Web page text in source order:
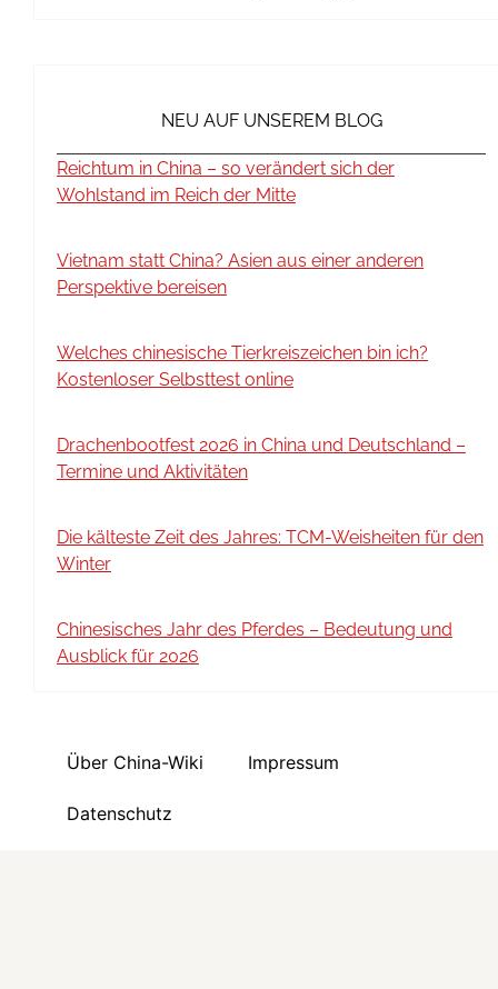
NEU AUF UNSEREM BLOG
Reichtum in China – so verändert sich der
Wohlstand im Reich der Mitte
Vietnam statt China? Asien aus einer anderen
Perspektive bereisen
Welches chinesische Tierkreiszeichen bin ich?
Kostenloser Selbsttest online
Drachenbootfest 2026 in China und Deutschland –
Termine und Aktivitäten
Die kälteste Zeit des Jahres: TCM-Weisheiten für den
Winter
Chinesisches Jahr des Pferdes – Bedeutung und
Ausblick für 2026
Über China-Wiki Impressum
Datenschutz